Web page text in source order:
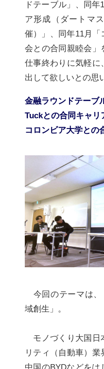
ドテーブル」、同
ア形成（ダートマ
催）」、同年11月
会との合同親睦会」
仕事終わりに気軽に
出して欲しいとの思
金融ラウンドテーブ
Tuckとの合同キャリ
コロンビア大学との
今回のテーマは、
域創生」。
モノづくり大国日
リティ（自動車）業